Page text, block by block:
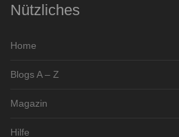
Nützliches
Home
Blogs A – Z
Magazin
Hilfe